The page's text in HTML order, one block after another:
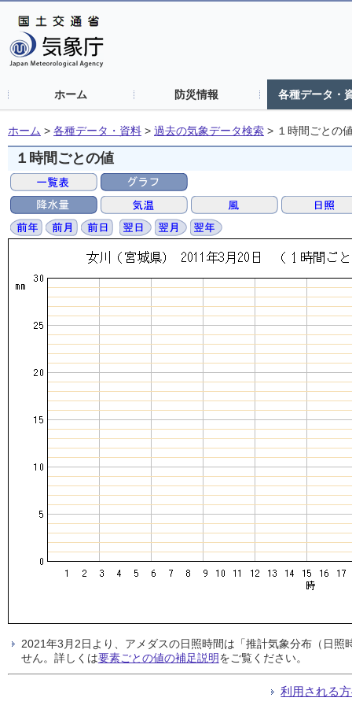
ホーム 防災情報 各種データ・
ホーム > 各種データ・資料 > 過去の気象データ検索 > １時間ごとの
１時間ごとの値
2021年3月2日より、アメダスの日照時間は「推計気象分布（日
せん。詳しくは要素ごとの値の補足説明をご覧ください。
利用される